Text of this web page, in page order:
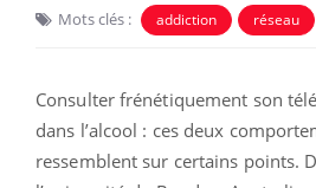
Mots clés : addiction réseau
Consulter frénétiquement son
dans l’alcool : ces deux
ressemblent sur certains points.